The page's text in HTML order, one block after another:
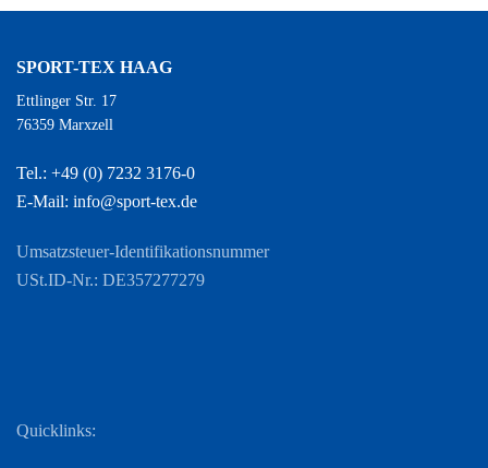
SPORT-TEX HAAG
Ettlinger Str. 17
76359 Marxzell
Tel.: +49 (0) 7232 3176-0
E-Mail: info@sport-tex.de
Umsatzsteuer-Identifikationsnummer
USt.ID-Nr.: DE357277279
Quicklinks: